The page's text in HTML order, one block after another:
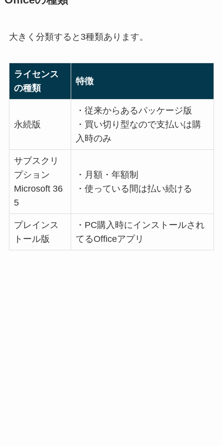
大きく分類すると3種類あります。
ライセンス
の種類
特徴
永続版
・従来からあるパッケージ版
・買い切り型なので支払いは購
入時のみ
サブスクリ
プション
Microsoft 36
5
・月額・年額制
・使っている間は払い続ける
プレインス
トール版
・PC購入時にインストールされ
てるOfficeアプリ